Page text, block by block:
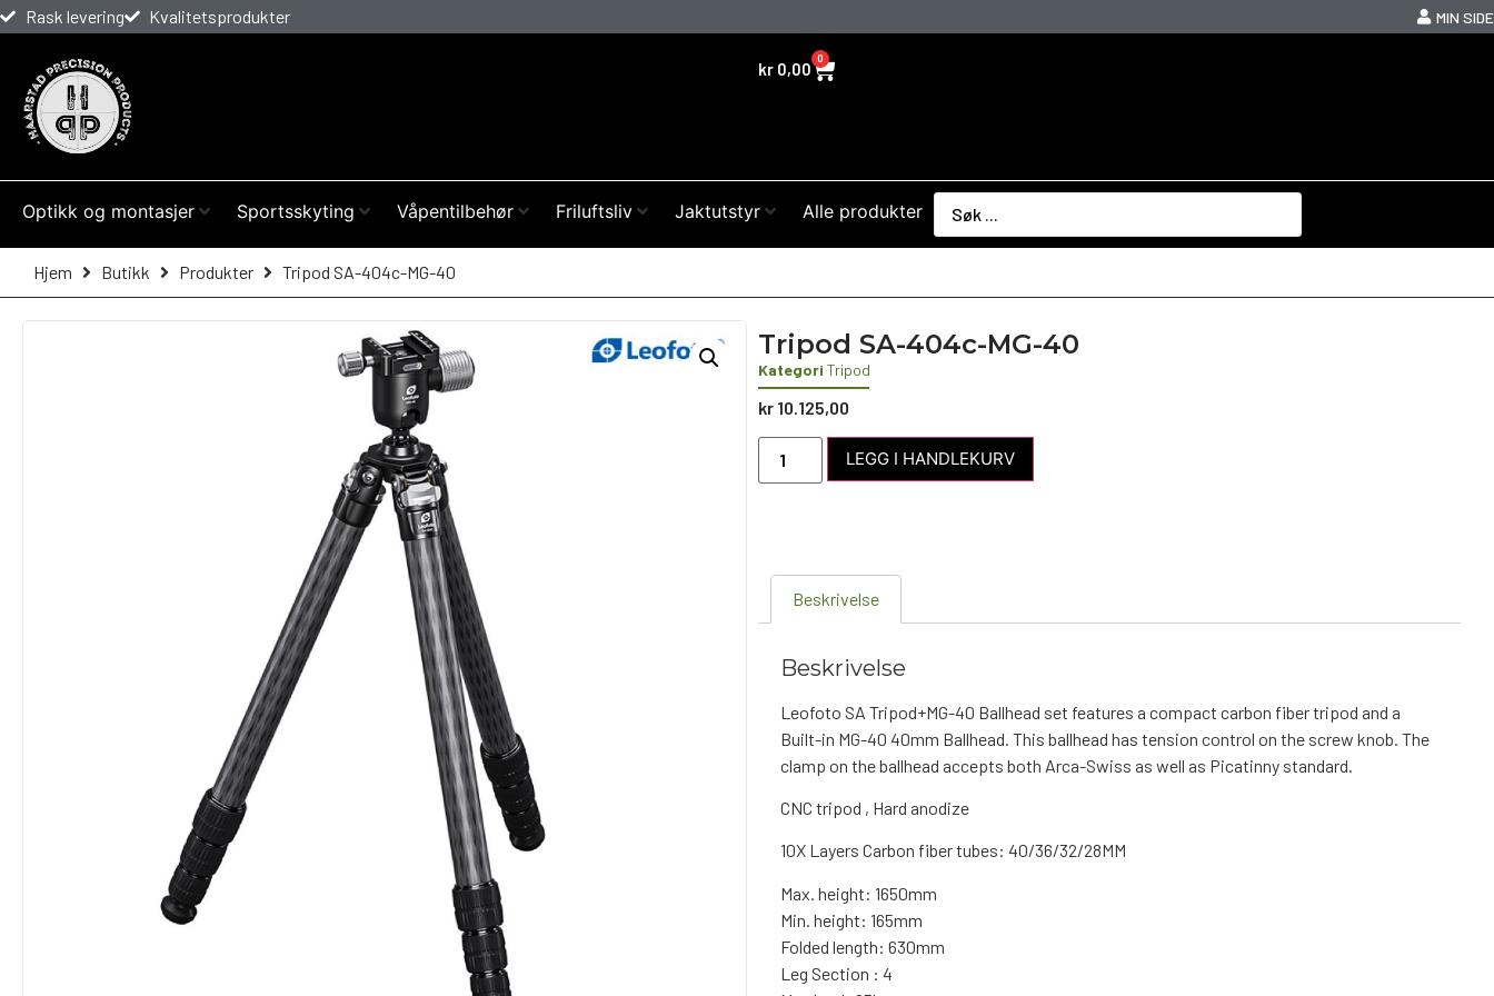
Rask levering Kvalitetsprodukter MIN SIDE
kr 0,00
0
Optikk og montasjer Sportsskyting Våpentilbehør Friluftsliv Jaktutstyr Alle produkter
Hjem Butikk Produkter Tripod SA-404c-MG-40
Tripod SA-404c-MG-40
Kategori Tripod
kr 10.125,00
LEGG I HANDLEKURV
Beskrivelse
Beskrivelse
Leofoto SA Tripod+MG-40 Ballhead set features a compact carbon fiber tripod and a
Built-in MG-40 40mm Ballhead. This ballhead has tension control on the screw knob. The
clamp on the ballhead accepts both Arca-Swiss as well as Picatinny standard.
CNC tripod , Hard anodize
10X Layers Carbon fiber tubes: 40/36/32/28MM
Max. height: 1650mm
Min. height: 165mm
Folded length: 630mm
Leg Section : 4